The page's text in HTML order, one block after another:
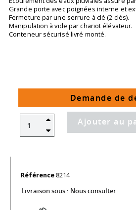
Grande porte avec poignées interne et
Fermeture par une serrure à clé (2 clés).
Manipulation à vide par chariot élévateur.
Conteneur sécurisé livré monté.
Demande de
Ajouter au
Référence 8214
Livraison sous : Nous consulter